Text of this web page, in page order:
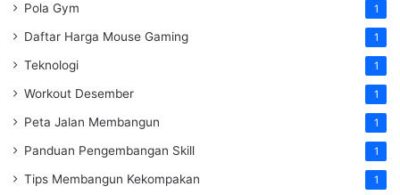
Pola Gym 1
Daftar Harga Mouse Gaming 1
Teknologi 1
Workout Desember 1
Peta Jalan Membangun 1
Panduan Pengembangan Skill 1
Tips Membangun Kekompakan 1